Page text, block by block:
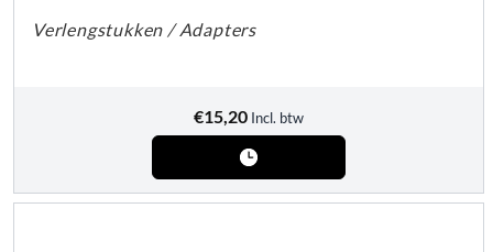
Verlengstukken / Adapters
€15,20 Incl. btw